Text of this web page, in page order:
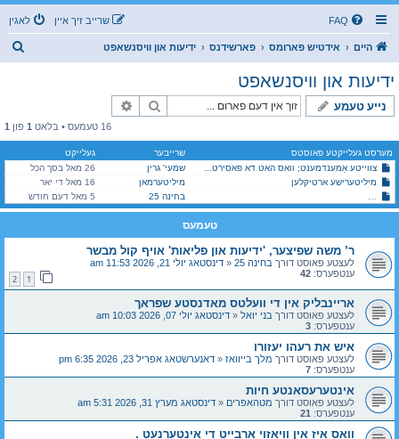
FAQ לאגין שרייב זיך איין
היים אידטיש פארומס פארשידנס ידיעות און וויסנשאפט
ידיעות און וויסנשאפט
נייע טעמע זוך
16 טעמעס • בלאט 1 פון 1
מערסט געלייקטע פאוסטס שרייבער
געלייקט
צווייטע אַמענדמענט; וואס האט דא פאסירט...
שמעי' גרין
26 מאל בסך הכל
מיליטערישע ארטיקלען
מיליטערמאן
16 מאל די יאר
ר’ משה שפיצער, 'ידיעות און פליאות' אויף קול מבשרבחינה 25 5 מאל דעם חודש
טעמעס
ר’ משה שפיצער, 'ידיעות און פליאות' אויף קול מבשר
לעצטע פאוסט דורך בחינה 25 « דינסטאג יולי 21, 2026 11:53 am
ענטפערס: 42
1
2
אריינבליק אין די וועלטס מאדנסטע שפראך
לעצטע פאוסט דורך בני יואל « דינסטאג יולי 07, 2026 10:03 am
ענטפערס: 3
איש את רעהו יעזורו
לעצטע פאוסט דורך מלך בייוואז « דאנערשטאג אפריל 23, 2026 6:35 pm
ענטפערס: 7
אינטערעסאנטע חיות
לעצטע פאוסט דורך מטהאפרים « דינסטאג מערץ 31, 2026 5:31 am
ענטפערס: 21
וואס איז אין וויאזוי ארבייט די אינטערנעט .